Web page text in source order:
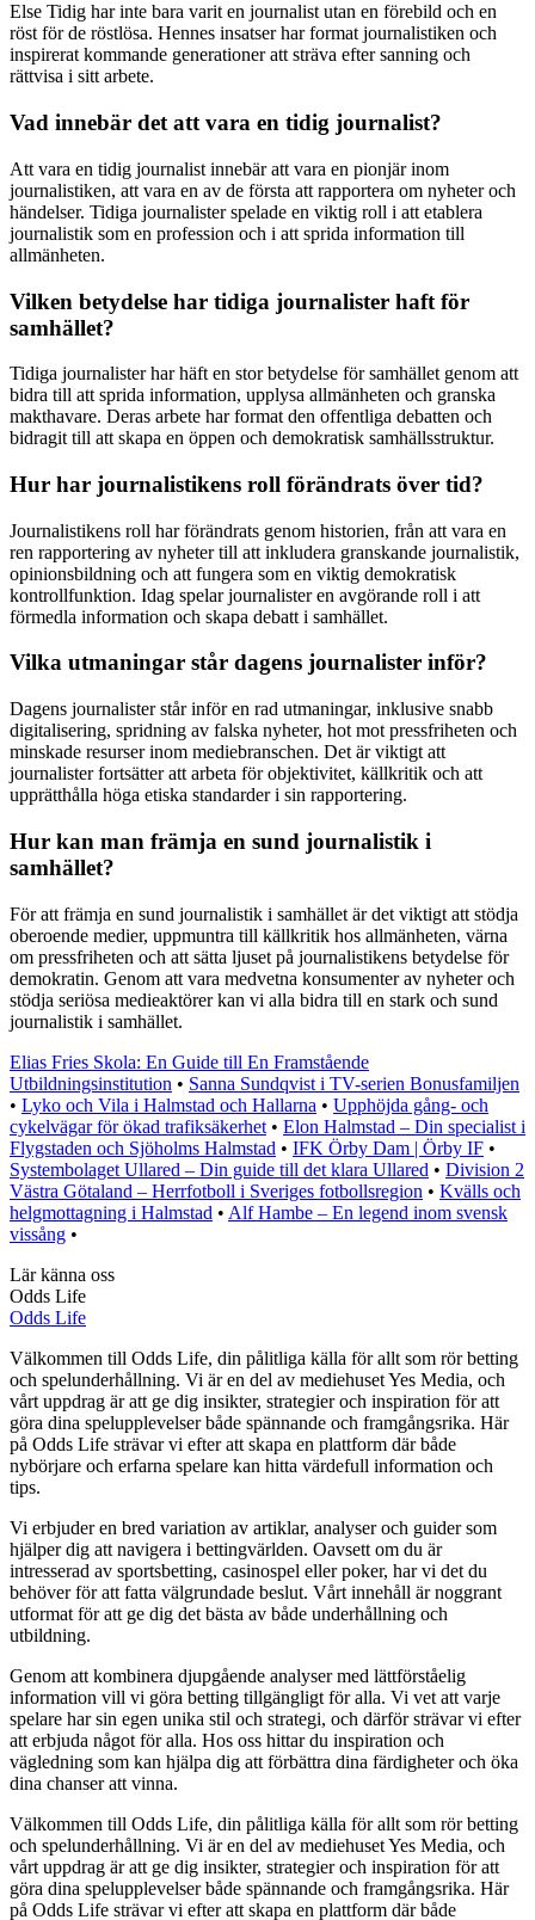
Else Tidig har inte bara varit en journalist utan en förebild och en
röst för de röstlösa. Hennes insatser har format journalistiken och
inspirerat kommande generationer att sträva efter sanning och
rättvisa i sitt arbete.
Vad innebär det att vara en tidig journalist?
Att vara en tidig journalist innebär att vara en pionjär inom
journalistiken, att vara en av de första att rapportera om nyheter och
händelser. Tidiga journalister spelade en viktig roll i att etablera
journalistik som en profession och i att sprida information till
allmänheten.
Vilken betydelse har tidiga journalister haft för
samhället?
Tidiga journalister har häft en stor betydelse för samhället genom att
bidra till att sprida information, upplysa allmänheten och granska
makthavare. Deras arbete har format den offentliga debatten och
bidragit till att skapa en öppen och demokratisk samhällsstruktur.
Hur har journalistikens roll förändrats över tid?
Journalistikens roll har förändrats genom historien, från att vara en
ren rapportering av nyheter till att inkludera granskande journalistik,
opinionsbildning och att fungera som en viktig demokratisk
kontrollfunktion. Idag spelar journalister en avgörande roll i att
förmedla information och skapa debatt i samhället.
Vilka utmaningar står dagens journalister inför?
Dagens journalister står inför en rad utmaningar, inklusive snabb
digitalisering, spridning av falska nyheter, hot mot pressfriheten och
minskade resurser inom mediebranschen. Det är viktigt att
journalister fortsätter att arbeta för objektivitet, källkritik och att
upprätthålla höga etiska standarder i sin rapportering.
Hur kan man främja en sund journalistik i
samhället?
För att främja en sund journalistik i samhället är det viktigt att stödja
oberoende medier, uppmuntra till källkritik hos allmänheten, värna
om pressfriheten och att sätta ljuset på journalistikens betydelse för
demokratin. Genom att vara medvetna konsumenter av nyheter och
stödja seriösa medieaktörer kan vi alla bidra till en stark och sund
journalistik i samhället.
Elias Fries Skola: En Guide till En Framstående
Utbildningsinstitution • Sanna Sundqvist i TV-serien Bonusfamiljen
• Lyko och Vila i Halmstad och Hallarna • Upphöjda gång- och
cykelvägar för ökad trafiksäkerhet • Elon Halmstad – Din specialist i
Flygstaden och Sjöholms Halmstad • IFK Örby Dam | Örby IF •
Systembolaget Ullared – Din guide till det klara Ullared • Division 2
Västra Götaland – Herrfotboll i Sveriges fotbollsregion • Kvälls och
helgmottagning i Halmstad • Alf Hambe – En legend inom svensk
vissång •
Lär känna oss
Odds Life
Odds Life
Välkommen till Odds Life, din pålitliga källa för allt som rör betting
och spelunderhållning. Vi är en del av mediehuset Yes Media, och
vårt uppdrag är att ge dig insikter, strategier och inspiration för att
göra dina spelupplevelser både spännande och framgångsrika. Här
på Odds Life strävar vi efter att skapa en plattform där både
nybörjare och erfarna spelare kan hitta värdefull information och
tips.
Vi erbjuder en bred variation av artiklar, analyser och guider som
hjälper dig att navigera i bettingvärlden. Oavsett om du är
intresserad av sportsbetting, casinospel eller poker, har vi det du
behöver för att fatta välgrundade beslut. Vårt innehåll är noggrant
utformat för att ge dig det bästa av både underhållning och
utbildning.
Genom att kombinera djupgående analyser med lättförståelig
information vill vi göra betting tillgängligt för alla. Vi vet att varje
spelare har sin egen unika stil och strategi, och därför strävar vi efter
att erbjuda något för alla. Hos oss hittar du inspiration och
vägledning som kan hjälpa dig att förbättra dina färdigheter och öka
dina chanser att vinna.
Välkommen till Odds Life, din pålitliga källa för allt som rör betting
och spelunderhållning. Vi är en del av mediehuset Yes Media, och
vårt uppdrag är att ge dig insikter, strategier och inspiration för att
göra dina spelupplevelser både spännande och framgångsrika. Här
på Odds Life strävar vi efter att skapa en plattform där både